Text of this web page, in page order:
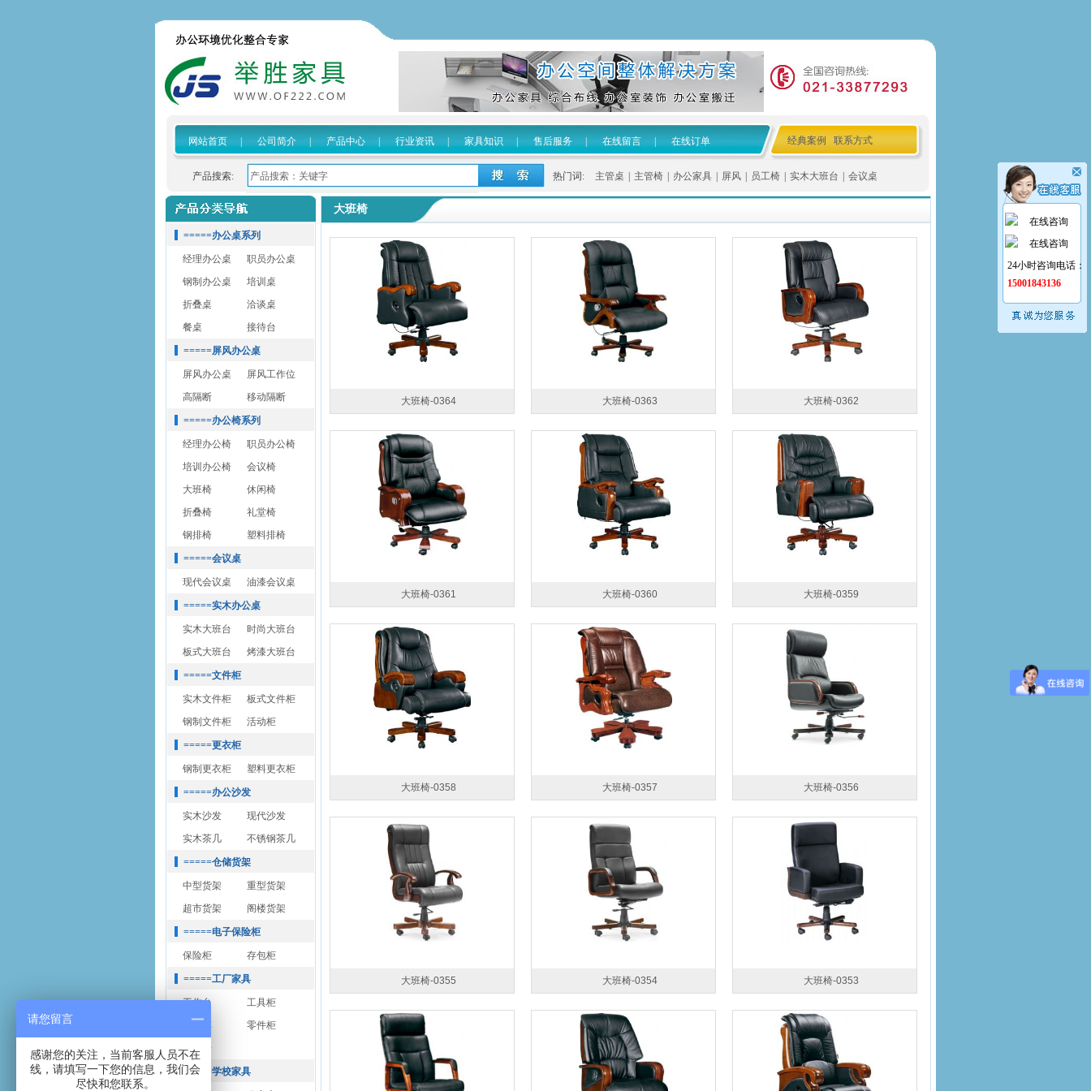
网站首页 公司简介 产品中心 行业资讯 家具知识 售后服务 在线留言 在线订单 经典案例 联系方式
产品搜索: 热门词: 主管桌 主管椅 办公家具 屏风 员工椅 实木大班台 会议桌
=====办公桌系列
经理办公桌
职员办公桌
钢制办公桌
培训桌
折叠桌
洽谈桌
餐桌
接待台
=====屏风办公桌
屏风办公桌
屏风工作位
高隔断
移动隔断
=====办公椅系列
经理办公椅
职员办公椅
培训办公椅
会议椅
大班椅
休闲椅
折叠椅
礼堂椅
钢排椅
塑料排椅
=====会议桌
现代会议桌 油漆会议桌
=====实木办公桌
实木大班台
时尚大班台
板式大班台
烤漆大班台
=====文件柜
实木文件柜
板式文件柜
钢制文件柜
活动柜
=====更衣柜
钢制更衣柜 塑料更衣柜
=====办公沙发
实木沙发
现代沙发
实木茶几
不锈钢茶几
=====仓储货架
中型货架
重型货架
超市货架
阁楼货架
=====电子保险柜
保险柜 存包柜
=====工厂家具
工作台
工具柜
工具车
零件柜
静电椅
=====学校家具
大班椅
大班椅-0364 大班椅-0363 大班椅-0362
大班椅-0361 大班椅-0360 大班椅-0359
大班椅-0358 大班椅-0357 大班椅-0356
大班椅-0355 大班椅-0354 大班椅-0353
在线咨询
在线咨询
24小时咨询电话：
15001843136
请您留言
感谢您的关注，当前客服人员不在
线，请填写一下您的信息，我们会
尽快和您联系。